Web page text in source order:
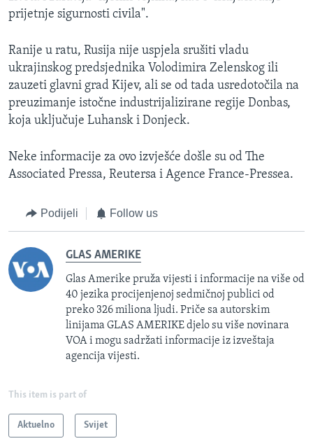
prijetnje sigurnosti civila".
Ranije u ratu, Rusija nije uspjela srušiti vladu
ukrajinskog predsjednika Volodimira Zelenskog ili
zauzeti glavni grad Kijev, ali se od tada usredotočila na
preuzimanje istočne industrijalizirane regije Donbas,
koja uključuje Luhansk i Donjeck.
Neke informacije za ovo izvješće došle su od The
Associated Pressa, Reutersa i Agence France-Pressea.
Podijeli Follow us
GLAS AMERIKE
Glas Amerike pruža vijesti i informacije na više od
40 jezika procijenjenoj sedmičnoj publici od
preko 326 miliona ljudi. Priče sa autorskim
linijama GLAS AMERIKE djelo su više novinara
VOA i mogu sadržati informacije iz izveštaja
agencija vijesti.
This item is part of
Aktuelno Svijet